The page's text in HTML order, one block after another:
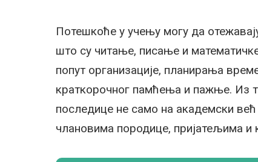
Потешкоће у учењу могу да
што су читање, писање и
попут организације, планирања
краткорочног памћења и пажње. Из
последице не само на академски
члановима породице, пријатељима и